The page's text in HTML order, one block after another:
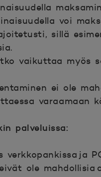
voi
sillä
vaikuttaa
ei ole
varaamaan
palveluissa:
ja
ole mahdollisia